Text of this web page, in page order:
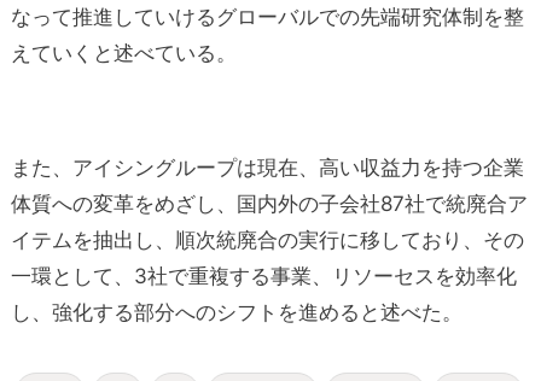
なって推進していけるグローバルでの先端研究体制を整
えていくと述べている。
また、アイシングループは現在、高い収益力を持つ企業
体質への変革をめざし、国内外の子会社87社で統廃合ア
イテムを抽出し、順次統廃合の実行に移しており、その
一環として、3社で重複する事業、リソーセスを効率化
し、強化する部分へのシフトを進めると述べた。